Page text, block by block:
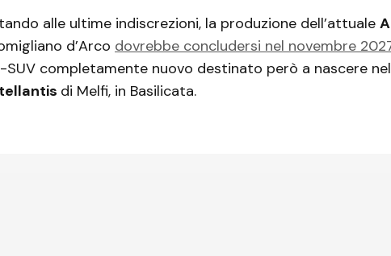
alle ultime indiscrezioni, la produzione dell’attuale
d’Arco dovrebbe concludersi nel novembre
SUV completamente nuovo destinato però a nascere
di Melfi, in Basilicata.